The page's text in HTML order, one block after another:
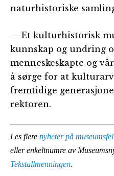
naturhistoriske
— Et kulturhistorisk
kunnskap og undring
menneskeskapte og
å sørge for at
fremtidige
rektoren.
Les flere nyheter på
eller enkeltnumre av
Tekstallmenningen.